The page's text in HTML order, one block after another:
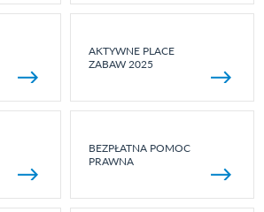
AKTYWNE PLACE
ZABAW 2025
BEZPŁATNA POMOC
PRAWNA